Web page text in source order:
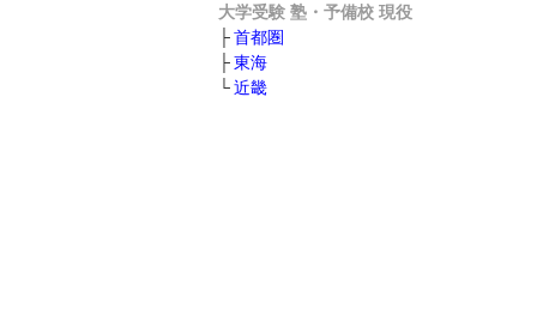
大学受験 塾・予備校 現役
首都圏
東海
近畿